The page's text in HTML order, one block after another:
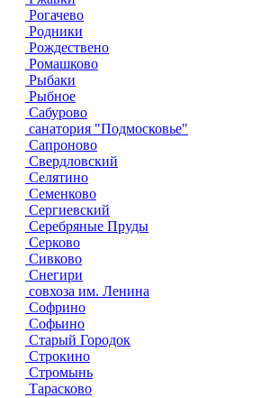
Рогачево
Родники
Рождествено
Ромашково
Рыбаки
Рыбное
Сабурово
санатория "Подмосковье"
Сапроново
Свердловский
Селятино
Семенково
Сергиевский
Серебряные Пруды
Серково
Сивково
Снегири
совхоза им. Ленина
Софрино
Софьино
Старый Городок
Строкино
Стромынь
Тарасково